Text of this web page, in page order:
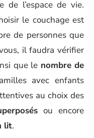
de l’espace de vie.
le couchage est
de personnes que
il faudra vérifier
que le nombre de
avec enfants
au choix des
ou encore
lit.